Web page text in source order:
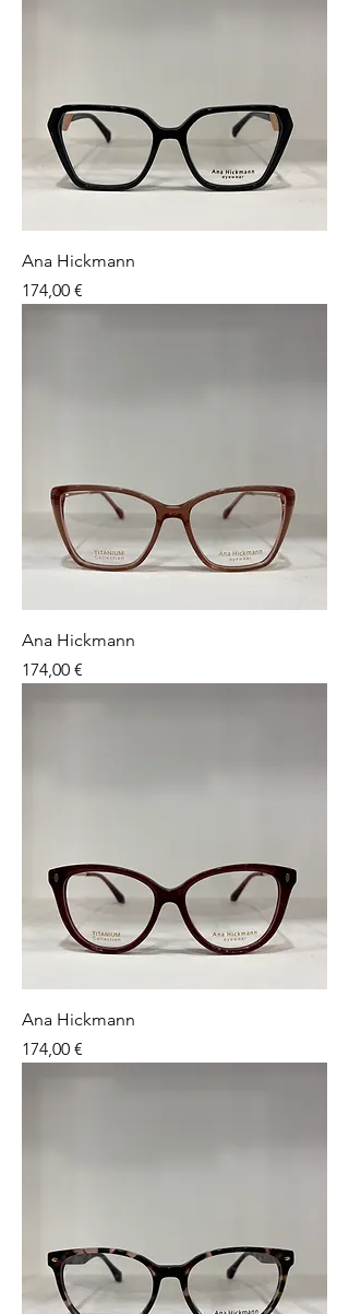
Ana Hickmann
Preço
174,00 €
Ana Hickmann
Preço
174,00 €
Ana Hickmann
Preço
174,00 €